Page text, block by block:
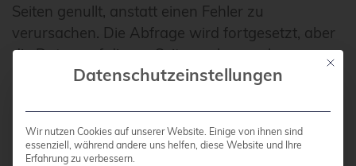
Seiten genullt, anstatt einen Fehler zu
verursachen. Die Abfrage wird fortgesetzt, aber
die Daten auf diesen Seiten gehen verloren:
test=# SET zero_damaged_pages = ON;
Mit
Datenschutzeinstellungen
Wir nutzen Cookies auf unserer Website. Einige von ihnen sind
essenziell, während andere uns helfen, diese Website und Ihre
Erfahrung zu verbessern.